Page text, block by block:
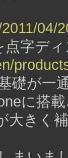
04/
点字デ
礎が一
に搭
大きく